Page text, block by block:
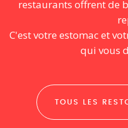
restaurants offrent de
C'est votre estomac et
qui vous
TOUS LES